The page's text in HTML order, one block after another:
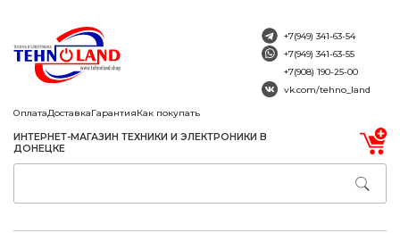
ОплатаДоставкаГарантияКак покупать
ИНТЕРНЕТ-МАГАЗИН ТЕХНИКИ И ЭЛЕКТРОНИКИ В
ДОНЕЦКЕ
+7(949) 341-63-54
+7(949) 341-63-55
+7(908) 190-25-00
vk.com/tehno_land